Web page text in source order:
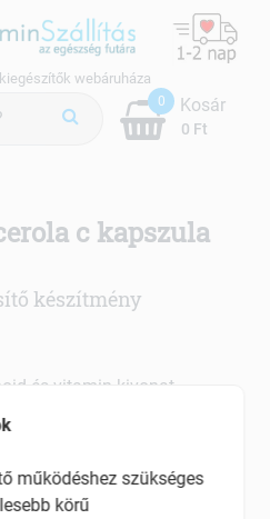
webáruháza
0
0 Ft
Kosár
c kapszula
készítmény
és vitamin kivonat
működéshez szükséges
körű